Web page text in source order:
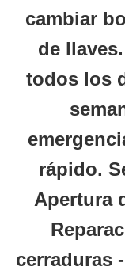
cambiar
de llaves.
todos los
rápido.
Apertura
cerraduras